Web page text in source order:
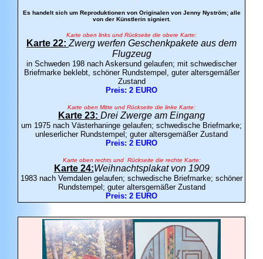
Es handelt sich um Reproduktionen von Originalen von Jenny Nyström; alle
von der Künstlerin signiert.
Karte oben links und Rückseite die obere Karte:
Karte 22: Zwerg werfen Geschenkpakete aus dem
Flugzeug
in Schweden 198 nach Askersund gelaufen; mit schwedischer
Briefmarke beklebt, schöner Rundstempel, guter altersgemäßer
Zustand
Preis: 2 EURO
Karte oben Mitte und Rückseite die linke Karte:
Karte 23: Drei Zwerge am Eingang
um 1975 nach Västerhaninge gelaufen; schwedische Briefmarke;
unleserlicher Rundstempel; guter altersgemäßer Zustand
Preis: 2 EURO
Karte oben rechts und Rückseite die rechte Karte:
Karte 24:Weihnachtsplakat von 1909
1983 nach Vemdalen gelaufen; schwedische Briefmarke; schöner
Rundstempel; guter altersgemäßer Zustand
Preis: 2 EURO